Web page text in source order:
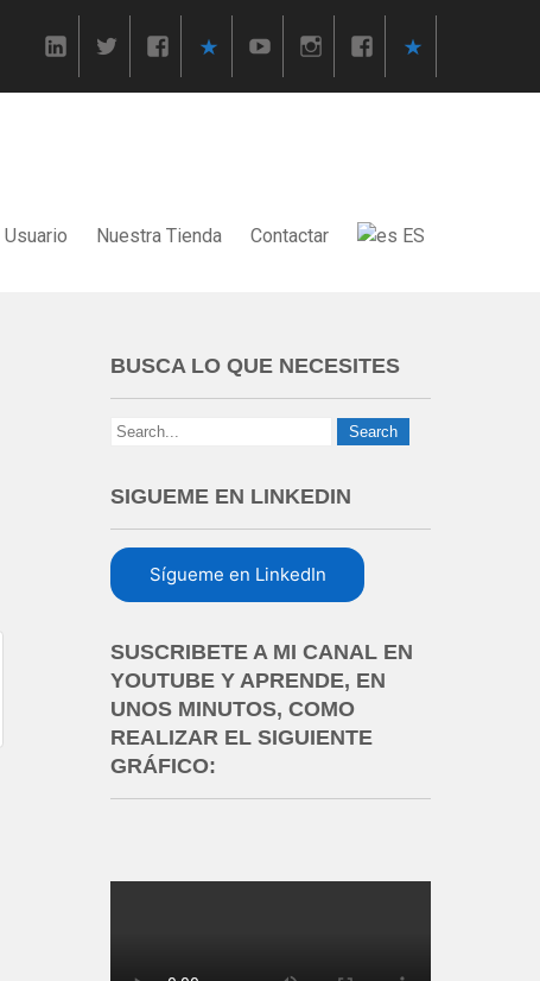
Usuario Nuestra Tienda Contactar ES
BUSCA LO QUE NECESITES
SIGUEME EN LINKEDIN
Sígueme en LinkedIn
SUSCRIBETE A MI CANAL EN
YOUTUBE Y APRENDE, EN
UNOS MINUTOS, COMO
REALIZAR EL SIGUIENTE
GRÁFICO: